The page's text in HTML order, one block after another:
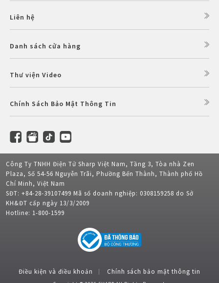
Liên hệ
Danh sách cửa hàng
Thư viện Video
Chính Sách Bảo Mật Thông Tin
Công Ty TNHH Điện Tử Sharp Việt Nam, Tầng 3, Tòa nhà Zen
Plaza, Số 54-56 Nguyễn Trãi, Phường Bến Thành, Thành phố Hồ
Chí Minh, Việt Nam
SĐT: +84-28-39107499 Mã số doanh nghiệp: 0308159258 do Sở
KH&ĐT cấp ngày 13/3/2009
Hotline: 1-800-1599
Điều kiện và điều khoản Chính sách bảo mật thông tin